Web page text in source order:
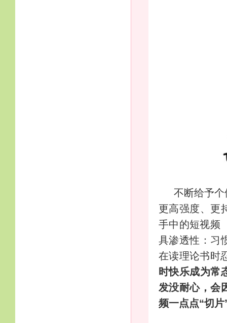
不断给予
更高强度、更
手中的短视频
具渗透性：习
在读理论书时
时快乐成为常
发没耐心，会
频一点点“切片